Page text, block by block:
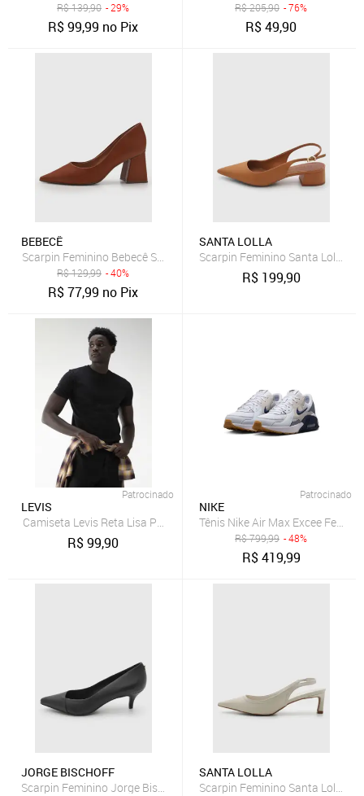
R$139,90 - 29%
R$99,99 no Pix
R$205,90 - 76%
R$49,90
BEBECÊ
Scarpin Feminino Bebecê Salto Quadrado Marrom
R$129,99 - 40%
R$77,99 no Pix
SANTA LOLLA
Scarpin Feminino Santa Lolla
R$ 199,90
Patrocinado
LEVIS
Camiseta Levis Reta Lisa Preta
R$99,90
Patrocinado
NIKE
Tênis Nike Air Max Excee
R$799,99 - 48%
R$419,99
JORGE BISCHOFF
Scarpin Feminino Jorge Bischoff Couro Preto
SANTA LOLLA
Scarpin Feminino Santa Lolla